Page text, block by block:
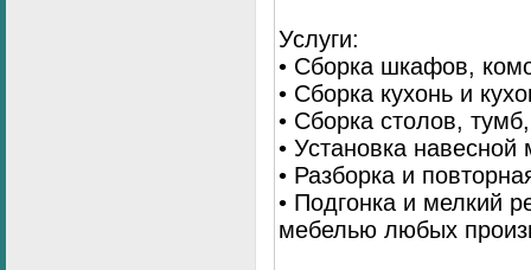
Услуги:
• Сборка шкафов,
• Сборка кухонь и
• Сборка столов,
• Установка
• Разборка и
• Подгонка и мелкий
мебелью любых